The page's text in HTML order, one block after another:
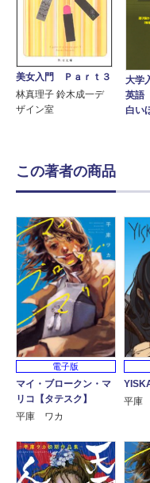
美女入門 Ｐａｒｔ３
林真理子 鈴木成一デ
ザイン室
大学
英語
白い
この著者の商品
電子版
マイ・ブロークン・マ
リコ【タテスク】
平庫 ワカ
平庫